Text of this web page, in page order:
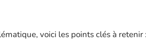
voici les points clés à retenir :